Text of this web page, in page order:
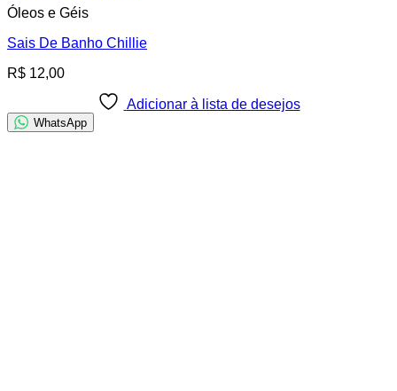
Óleos e Géis
Sais De Banho Chillie
R$ 12,00
Adicionar à lista de desejos
WhatsApp